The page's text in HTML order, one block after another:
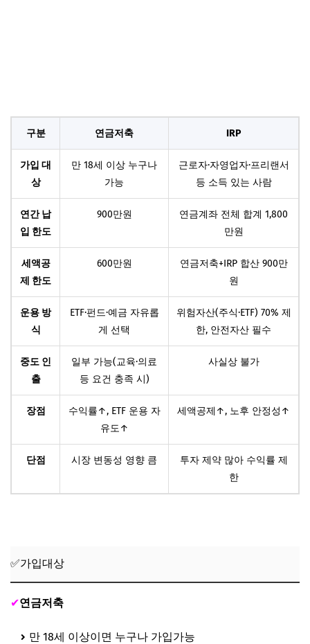
구분 연금저축 IRP
가입 대
상
만 18세 이상 누구나
가능
근로자·자영업자·프리랜서
등 소득 있는 사람
연간 납
입 한도
900만원
연금계좌 전체 합계 1,800
만원
세액공
제 한도
600만원
연금저축+IRP 합산 900만
원
운용 방
식
ETF·펀드·예금 자유롭
게 선택
위험자산(주식·ETF) 70% 제
한, 안전자산 필수
중도 인
출
일부 가능(교육·의료
등 요건 충족 시)
사실상 불가
장점
수익률↑, ETF 운용 자
유도↑
세액공제↑, 노후 안정성↑
단점 시장 변동성 영향 큼
투자 제약 많아 수익률 제
한
✅가입대상
✔연금저축
만 18세 이상이면 누구나 가입가능